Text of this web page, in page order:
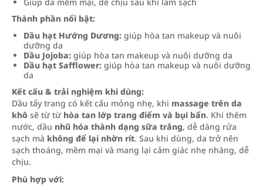
Thành phần nổi bật:
Dầu hạt Hướng Dương: giúp hòa tan makeup và nuôi
dưỡng da
Dầu Jojoba: giúp hòa tan makeup và nuôi dưỡng da
Dầu hạt Safflower: giúp hòa tan makeup và nuôi dưỡng
da
Kết cấu & trải nghiệm khi dùng:
Dầu tẩy trang có kết cấu mỏng nhẹ, khi massage trên da
khô sẽ từ từ hòa tan lớp trang điểm và bụi bẩn. Khi thêm
nước, dầu nhũ hóa thành dạng sữa trắng, dễ dàng rửa
sạch mà không để lại nhờn rít. Sau khi dùng, da trở nên
sạch thoáng, mềm mại và mang lại cảm giác nhẹ nhàng, dễ
chịu.
Phù hợp với: